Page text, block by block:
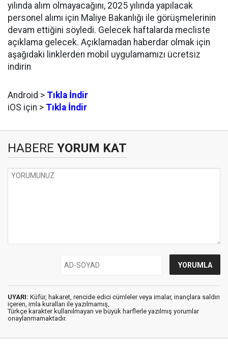
yılında alım olmayacağını, 2025 yılında yapılacak
personel alımı için Maliye Bakanlığı ile görüşmelerinin
devam ettiğini söyledi. Gelecek haftalarda mecliste
açıklama gelecek. Açıklamadan haberdar olmak için
aşağıdaki linklerden mobil uygulamamızı ücretsiz
indirin
Android > Tıkla İndir
iOS için > Tıkla İndir
HABERE YORUM KAT
UYARI: Küfür, hakaret, rencide edici cümleler veya imalar, inançlara saldırı
içeren, imla kuralları ile yazılmamış,
Türkçe karakter kullanılmayan ve büyük harflerle yazılmış yorumlar
onaylanmamaktadır.